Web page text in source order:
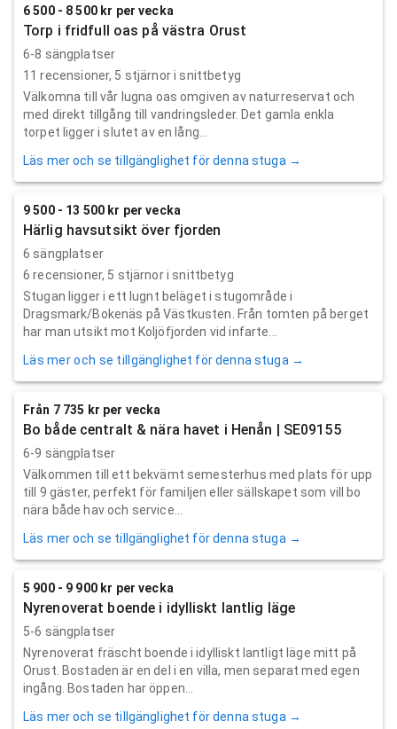
6 500 - 8 500 kr per vecka
Torp i fridfull oas på västra Orust
6-8 sängplatser
11 recensioner, 5 stjärnor i snittbetyg
Välkomna till vår lugna oas omgiven av naturreservat och
med direkt tillgång till vandringsleder. Det gamla enkla
torpet ligger i slutet av en lång...
Läs mer och se tillgänglighet för denna stuga →
9 500 - 13 500 kr per vecka
Härlig havsutsikt över fjorden
6 sängplatser
6 recensioner, 5 stjärnor i snittbetyg
Stugan ligger i ett lugnt beläget i stugområde i
Dragsmark/Bokenäs på Västkusten. Från tomten på berget
har man utsikt mot Koljöfjorden vid infarte...
Läs mer och se tillgänglighet för denna stuga →
Från 7 735 kr per vecka
Bo både centralt & nära havet i Henån | SE09155
6-9 sängplatser
Välkommen till ett bekvämt semesterhus med plats för upp
till 9 gäster, perfekt för familjen eller sällskapet som vill bo
nära både hav och service...
Läs mer och se tillgänglighet för denna stuga →
5 900 - 9 900 kr per vecka
Nyrenoverat boende i idylliskt lantlig läge
5-6 sängplatser
Nyrenoverat fräscht boende i idylliskt lantligt läge mitt på
Orust. Bostaden är en del i en villa, men separat med egen
ingång. Bostaden har öppen...
Läs mer och se tillgänglighet för denna stuga →